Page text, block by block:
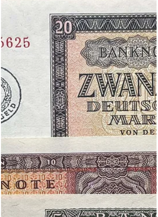
Fische in einer (vielleicht) symbolischen Sonne.
Ich konnte herausfinden, dass es ein
Symbol ist und die Dreifaltigkeit darstellen soll
auch Dreifa